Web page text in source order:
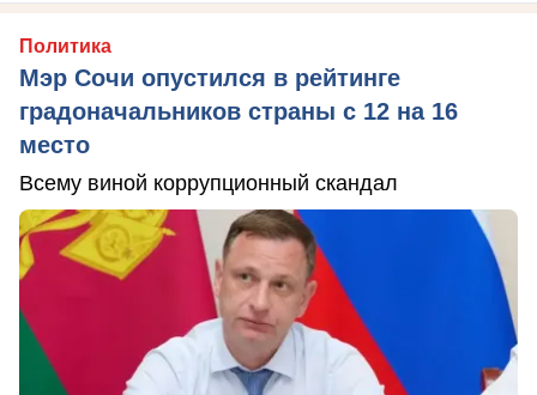
Политика
Мэр Сочи опустился в рейтинге
градоначальников страны с 12 на 16
место
Всему виной коррупционный скандал